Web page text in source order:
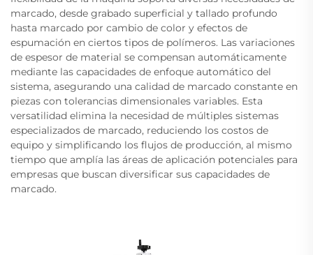
marcado, desde grabado superficial y tallado profundo
hasta marcado por cambio de color y efectos de
espumación en ciertos tipos de polímeros. Las variaciones
de espesor de material se compensan automáticamente
mediante las capacidades de enfoque automático del
sistema, asegurando una calidad de marcado constante en
piezas con tolerancias dimensionales variables. Esta
versatilidad elimina la necesidad de múltiples sistemas
especializados de marcado, reduciendo los costos de
equipo y simplificando los flujos de producción, al mismo
tiempo que amplía las áreas de aplicación potenciales para
empresas que buscan diversificar sus capacidades de
marcado.